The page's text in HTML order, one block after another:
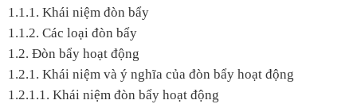
1.1.1. Khái niệm đòn bẩy
1.1.2. Các loại đòn bẩy
1.2. Đòn bẩy hoạt động
1.2.1. Khái niệm và ý nghĩa của đòn bẩy hoạt động
1.2.1.1. Khái niệm đòn bẩy hoạt động